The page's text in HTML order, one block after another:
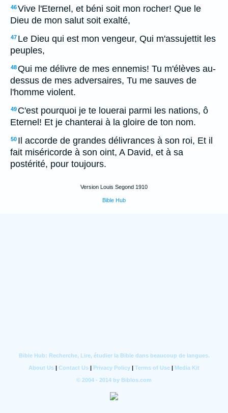
46Vive l'Eternel, et béni soit mon rocher! Que le
Dieu de mon salut soit exalté,
47 Le Dieu qui est mon vengeur, Qui m'assujettit les
peuples,
48Qui me délivre de mes ennemis! Tu m'élèves au-
dessus de mes adversaires, Tu me sauves de
l'homme violent.
49 C'est pourquoi je te louerai parmi les nations, ô
Eternel! Et je chanterai à la gloire de ton nom.
50 Il accorde de grandes délivrances à son roi, Et il
fait miséricorde à son oint, A David, et à sa
postérité, pour toujours.
Version Louis Segond 1910
Bible Hub